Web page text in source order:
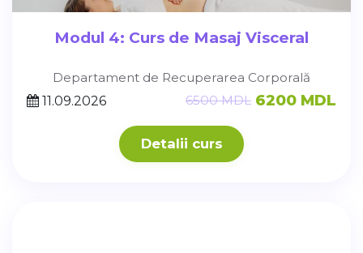
Modul 4: Curs de Masaj Visceral
Departament de Recuperarea Corporală
11.09.2026
6500 MDL 6200 MDL
Detalii curs